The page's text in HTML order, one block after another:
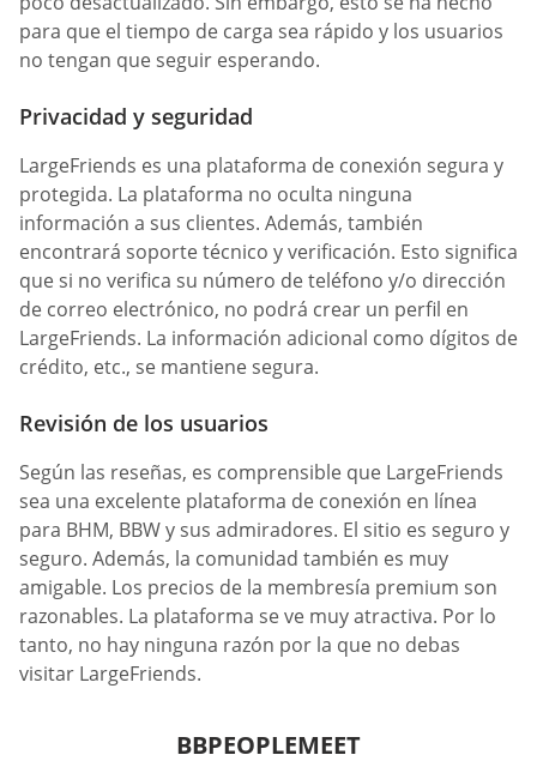
para que el tiempo de carga sea rápido y los usuarios
no tengan que seguir esperando.
Privacidad y seguridad
LargeFriends es una plataforma de conexión segura y
protegida. La plataforma no oculta ninguna
información a sus clientes. Además, también
encontrará soporte técnico y verificación. Esto significa
que si no verifica su número de teléfono y/o dirección
de correo electrónico, no podrá crear un perfil en
LargeFriends. La información adicional como dígitos de
crédito, etc., se mantiene segura.
Revisión de los usuarios
Según las reseñas, es comprensible que LargeFriends
sea una excelente plataforma de conexión en línea
para BHM, BBW y sus admiradores. El sitio es seguro y
seguro. Además, la comunidad también es muy
amigable. Los precios de la membresía premium son
razonables. La plataforma se ve muy atractiva. Por lo
tanto, no hay ninguna razón por la que no debas
visitar LargeFriends.
BBPEOPLEMEET